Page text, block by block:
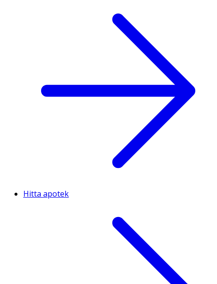
Hitta apotek